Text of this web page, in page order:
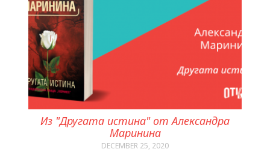
Из "Другата истина" от Александра
Маринина
DECEMBER 25, 2020